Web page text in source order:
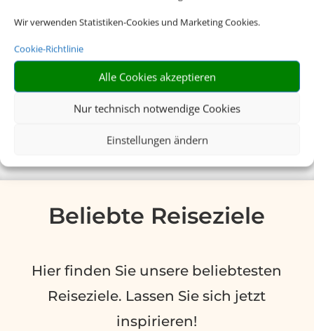
Wir verwenden Statistiken-Cookies und Marketing Cookies.
Cookie-Richtlinie
Alle Cookies akzeptieren
Nur technisch notwendige Cookies
Einstellungen ändern
Die
Schmetterling
Vorteilskarte
Beliebte Reiseziele
Hier finden Sie unsere beliebtesten
Reiseziele. Lassen Sie sich jetzt
inspirieren!